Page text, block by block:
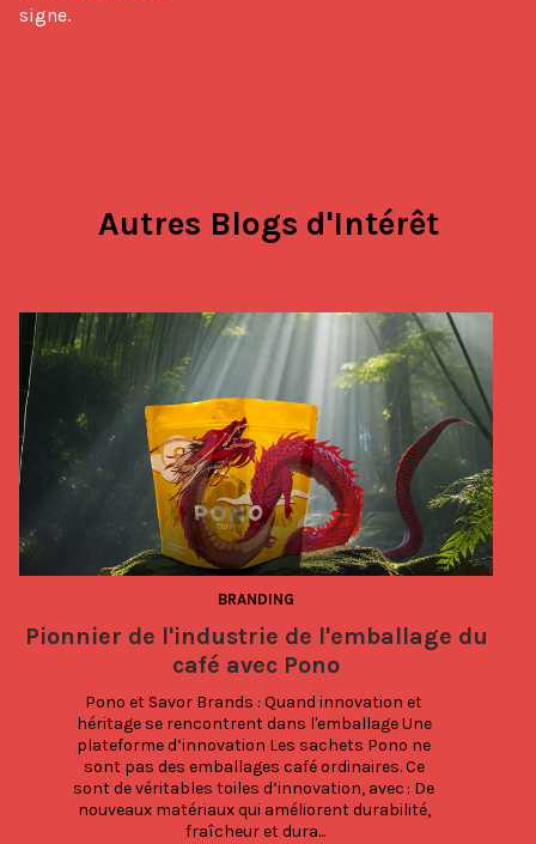
signe.
Autres Blogs d'Intérêt
BRANDING
Pionnier de l'industrie de l'emballage du
café avec Pono
Pono et Savor Brands : Quand innovation et
héritage se rencontrent dans l'emballage Une
plateforme d’innovation Les sachets Pono ne
sont pas des emballages café ordinaires. Ce
sont de véritables toiles d’innovation, avec : De
nouveaux matériaux qui améliorent durabilité,
fraîcheur et dura...